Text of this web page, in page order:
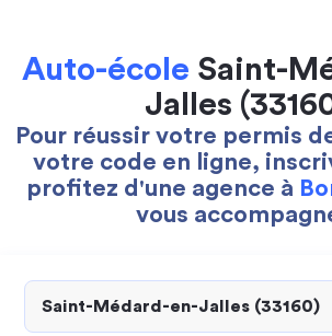
Auto-école Saint-
Jalles
Pour réussir votre permis
votre code en ligne,
profitez d'une agence à
vous